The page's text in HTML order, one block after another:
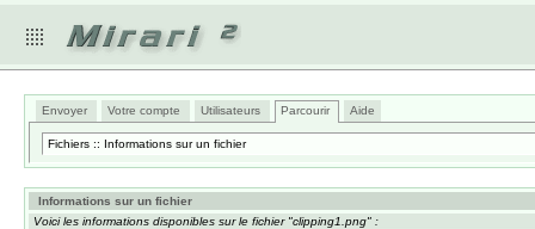
Envoyer Votre compte Utilisateurs Parcourir Aide
Fichiers :: Informations sur un fichier
Informations sur un fichier
Voici les informations disponibles sur le fichier "clipping1.png" :